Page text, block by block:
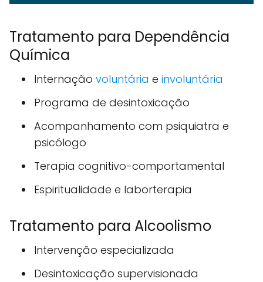
Tratamento para Dependência
Química
Internação voluntária e involuntária
Programa de desintoxicação
Acompanhamento com psiquiatra e
psicólogo
Terapia cognitivo-comportamental
Espiritualidade e laborterapia
Tratamento para Alcoolismo
Intervenção especializada
Desintoxicação supervisionada